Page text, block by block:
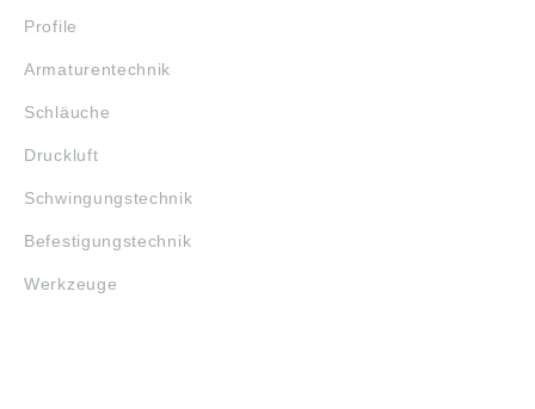
Profile
Armaturentechnik
Schläuche
Druckluft
Schwingungstechnik
Befestigungstechnik
Werkzeuge